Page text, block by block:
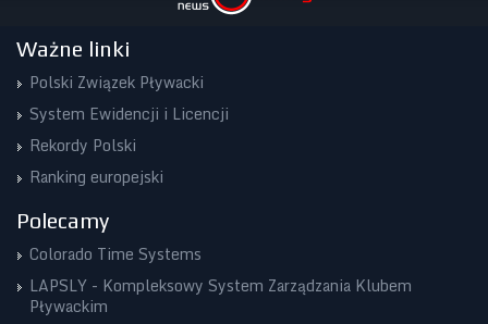
Ważne linki
Polski Związek Pływacki
System Ewidencji i Licencji
Rekordy Polski
Ranking europejski
Polecamy
Colorado Time Systems
LAPSLY - Kompleksowy System Zarządzania Klubem
Pływackim